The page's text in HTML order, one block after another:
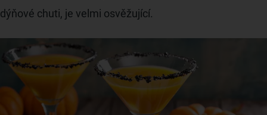
dýňové chuti, je velmi osvěžující.